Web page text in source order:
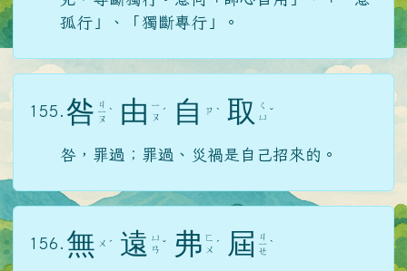
孤行」、「獨斷專行」。
155. 咎 ㄐ
ㄧ
ㄡ
ˋ 由 ㄧ
ㄡ ˊ 自 ㄗ ˋ 取
ㄑ
ㄩ ˇ
咎，罪過；罪過、災禍是自己招來的。
156. 無 ㄨ ˊ 遠 ㄩ
ㄢ ˇ 弗 ㄈ
ㄨ ˊ 屆 ㄐ
ㄧ
ㄝ
ˋ